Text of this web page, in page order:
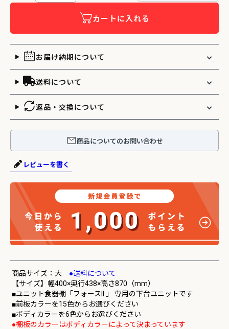
カートに入れる
お届け納期について
送料について
返品・交換について
商品についてのお問い合わせ
レビューを書く
商品サイズ：大 ●送料について
【サイズ】幅400×奥行438×高さ870（mm）
■ユニット食器棚「フォースll 」 専用の下台ユニットです
■前板カラーを15色からお選びください
■ボディカラーを6色からお選びください
●棚板のカラーはボディカラーによって決まっています